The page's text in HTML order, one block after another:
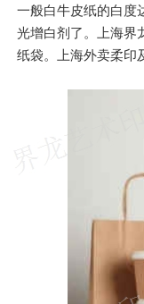
一般白牛皮纸的白度
光增白剂了。上海界
纸袋。上海外卖柔印